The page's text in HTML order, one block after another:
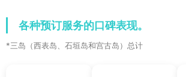
各种预订服务的口碑表现。
*三岛（西表岛、石垣岛和宫古岛）总计